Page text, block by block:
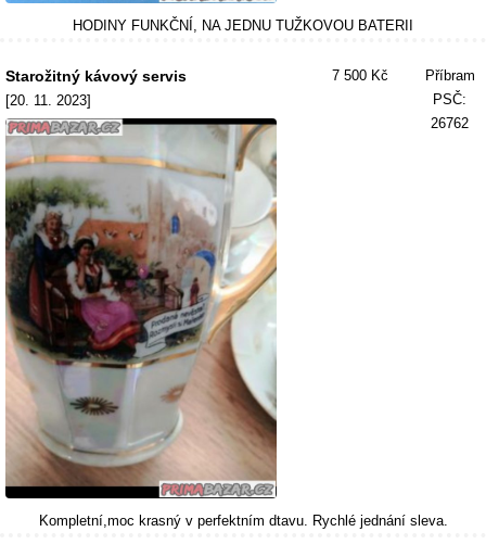
HODINY FUNKČNÍ, NA JEDNU TUŽKOVOU BATERII
Starožitný kávový servis
[20. 11. 2023]
7 500 Kč
Příbram
PSČ:
26762
Kompletní,moc krasný v perfektním dtavu. Rychlé jednání sleva.